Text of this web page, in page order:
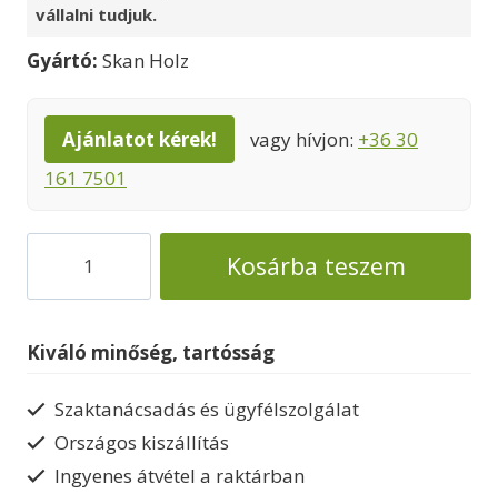
vállalni tudjuk.
Gyártó: Skan Holz
Ajánlatot kérek! vagy hívjon: +36 30
161 7501
kétállásos
alu
tetővel
mennyiség
Kosárba teszem
Kiváló minőség, tartósság
Szaktanácsadás és ügyfélszolgálat
Országos kiszállítás
Ingyenes átvétel a raktárban